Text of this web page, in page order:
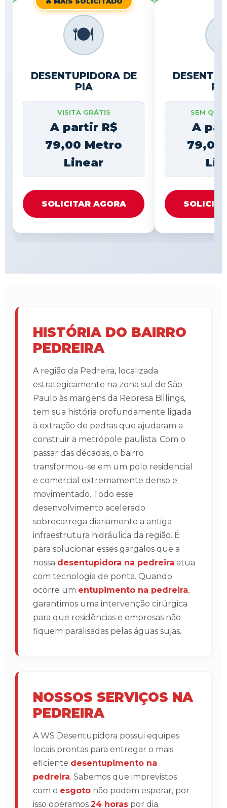
🍽️
DESENTUPIDORA DE
PIA
VISITA GRÁTIS
A partir R$
79,00 Metro
Linear
SOLICITAR AGORA
SEM
A
79,00
HISTÓRIA DO BAIRRO
PEDREIRA
A região da Pedreira, localizada
estrategicamente na zona sul de São
Paulo às margens da Represa Billings,
tem sua história profundamente ligada
à extração de pedras que ajudaram a
construir a metrópole paulista. Com o
passar das décadas, o bairro
transformou-se em um polo residencial
e comercial extremamente denso e
movimentado. Todo esse
desenvolvimento acelerado
sobrecarrega diariamente a antiga
infraestrutura hidráulica da região. É
para solucionar esses gargalos que a
nossa desentupidora na pedreira atua
com tecnologia de ponta. Quando
ocorre um entupimento na pedreira,
garantimos uma intervenção cirúrgica
para que residências e empresas não
fiquem paralisadas pelas águas sujas.
NOSSOS SERVIÇOS NA
PEDREIRA
A WS Desentupidora possui equipes
locais prontas para entregar o mais
eficiente desentupimento na
pedreira. Sabemos que imprevistos
com o esgoto não podem esperar, por
isso operamos 24 horas por dia.